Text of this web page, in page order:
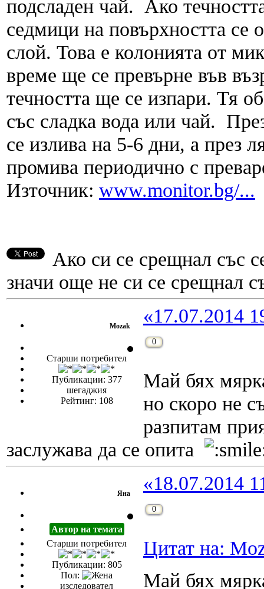
подсладен чай. Ако
седмици на повърхността се
слой. Това е колонията от
време ще се превърне във
течността ще се изпари. Тя
със сладка вода или чай.
се излива на 5-6 дни, а през
промива периодично с
Източник: www.monitor.bg/...
Ако си се срещнал със
значи още не си се срещнал
Mozak
Старши потребител
Публикации: 377
шегаджия
Рейтинг: 108
«17.07.2014
0
Май бях
но скоро не
разпитам
заслужава да се опита
Яна
Автор на темата
Старши потребител
Публикации: 805
Пол:
изследовател
«18.07.2014
0
Цитат на:
Май бях